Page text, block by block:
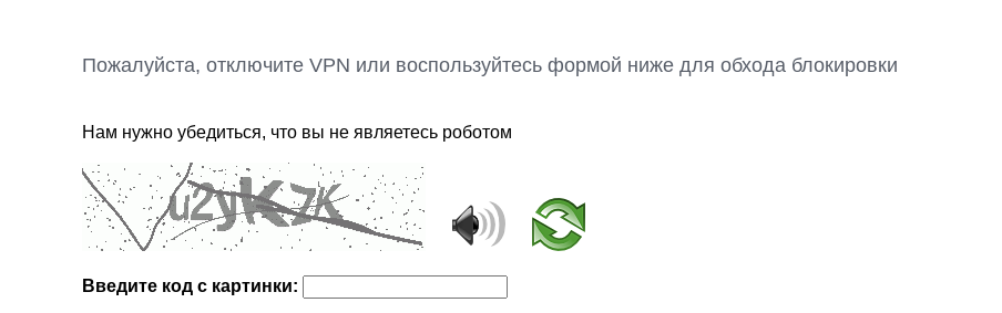
Пожалуйста, отключите VPN или воспользуйтесь формой ниже для обхода блокировки
Нам нужно убедиться, что вы не являетесь роботом
Введите код с картинки: